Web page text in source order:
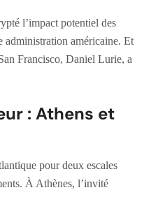
l’impact potentiel des
administration américaine. Et
Francisco, Daniel Lurie, a
: Athens et
pour deux escales
À Athènes, l’invité